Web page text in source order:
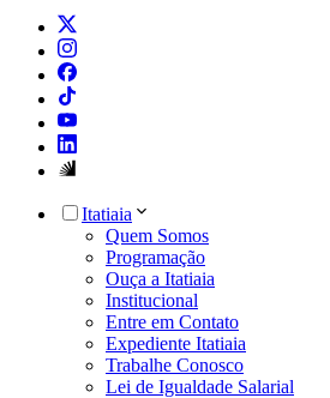
Itatiaia
Quem Somos
Programação
Ouça a Itatiaia
Institucional
Entre em Contato
Expediente Itatiaia
Trabalhe Conosco
Lei de Igualdade Salarial